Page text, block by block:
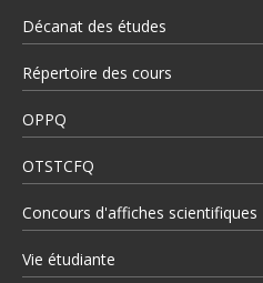
Décanat des études
Répertoire des cours
OPPQ
OTSTCFQ
Concours d'affiches scientifiques
Vie étudiante